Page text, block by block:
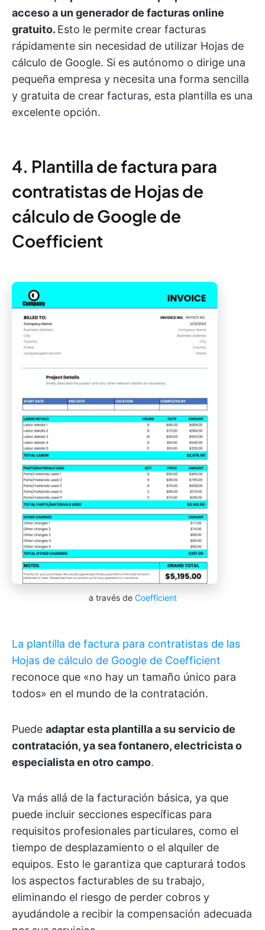
acceso a un generador de facturas online
gratuito. Esto le permite crear facturas
rápidamente sin necesidad de utilizar Hojas de
cálculo de Google. Si es autónomo o dirige una
pequeña empresa y necesita una forma sencilla
y gratuita de crear facturas, esta plantilla es una
excelente opción.
4. Plantilla de factura para
contratistas de Hojas de
cálculo de Google de
Coefficient
a través de Coefficient
La plantilla de factura para contratistas de las
Hojas de cálculo de Google de Coefficient
reconoce que «no hay un tamaño único para
todos» en el mundo de la contratación.
Puede adaptar esta plantilla a su servicio de
contratación, ya sea fontanero, electricista o
especialista en otro campo.
Va más allá de la facturación básica, ya que
puede incluir secciones específicas para
requisitos profesionales particulares, como el
tiempo de desplazamiento o el alquiler de
equipos. Esto le garantiza que capturará todos
los aspectos facturables de su trabajo,
eliminando el riesgo de perder cobros y
ayudándole a recibir la compensación adecuada